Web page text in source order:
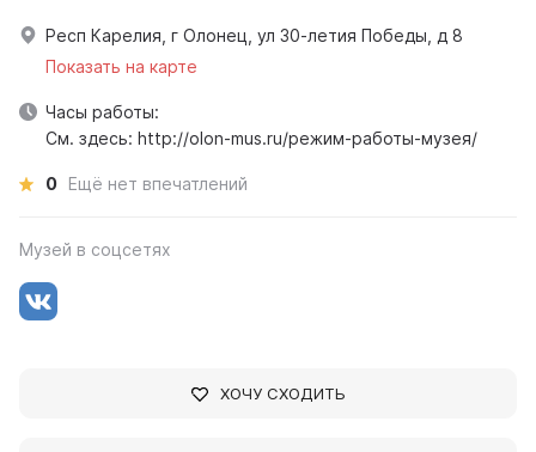
Респ Карелия, г Олонец, ул 30-летия Победы, д 8
Показать на карте
Часы работы:
См. здесь: http://olon-mus.ru/режим-работы-музея/
0 Ещё нет впечатлений
Музей в соцсетях
ХОЧУ СХОДИТЬ